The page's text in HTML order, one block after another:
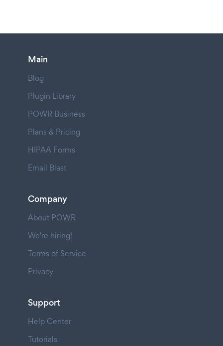
Main
Blog
Plugin Library
POWR Business
Plans & Pricing
HIPAA Forms
Email Blast
Company
About POWR
We're hiring!
Terms of Service
Privacy
Support
Help Center
Tutorials